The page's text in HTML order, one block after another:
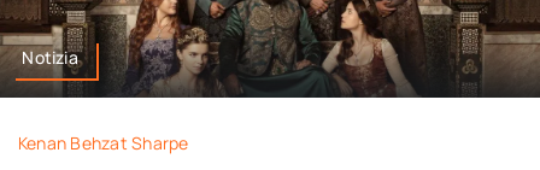
Notizia
Kenan Behzat Sharpe